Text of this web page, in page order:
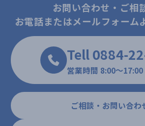
お問い合わせ・ご相
お電話またはメールフォーム
Tell 0884-
営業時間 8:00～17:00
ご相談・お問い合わ